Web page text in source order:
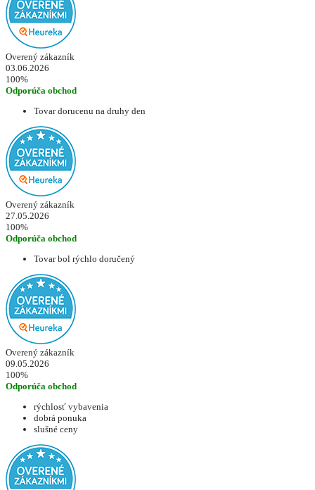
Overený zákazník
03.06.2026
100%
Odporúča obchod
Tovar dorucenu na druhy den
Overený zákazník
27.05.2026
100%
Odporúča obchod
Tovar bol rýchlo doručený
Overený zákazník
09.05.2026
100%
Odporúča obchod
rýchlosť vybavenia
dobrá ponuka
slušné ceny